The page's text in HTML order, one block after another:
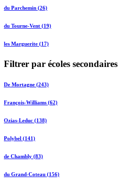
du Parchemin (26)
du Tourne-Vent (19)
les Marguerite (17)
Filtrer par écoles secondaires
De Mortagne (243)
François-Williams (62)
Ozias-Leduc (138)
Polybel (141)
de Chambly (83)
du Grand-Coteau (156)